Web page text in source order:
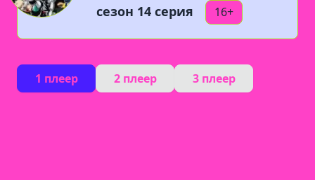
сезон 14 серия
16+
1 плеер 2 плеер 3 плеер